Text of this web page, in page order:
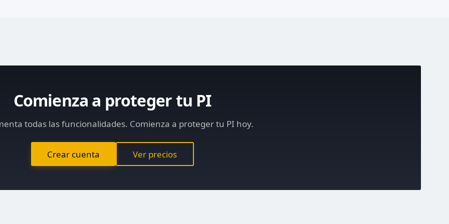
Comienza a proteger tu PI
todas las funcionalidades. Comienza a proteger tu PI hoy.
Crear cuenta Ver precios